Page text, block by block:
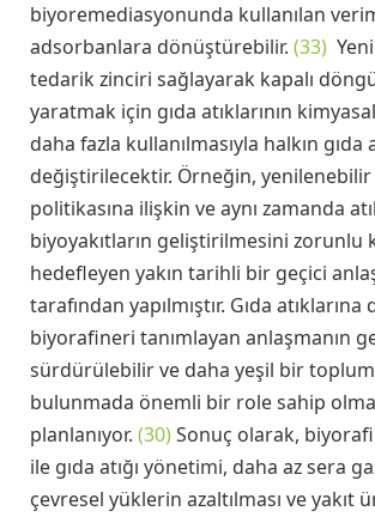
biyoremediasyonunda kullanılan
adsorbanlara dönüştürebilir. (33)
tedarik zinciri sağlayarak kapalı
yaratmak için gıda atıklarının
daha fazla kullanılmasıyla halkın gıda
değiştirilecektir. Örneğin,
politikasına ilişkin ve aynı zamanda
biyoyakıtların geliştirilmesini zorunlu
hedefleyen yakın tarihli bir geçici
tarafından yapılmıştır. Gıda atıklarına
biyorafineri tanımlayan anlaşmanın
sürdürülebilir ve daha yeşil bir
bulunmada önemli bir role sahip
planlanıyor. (30) Sonuç olarak,
ile gıda atığı yönetimi, daha az sera
çevresel yüklerin azaltılması ve yakıt